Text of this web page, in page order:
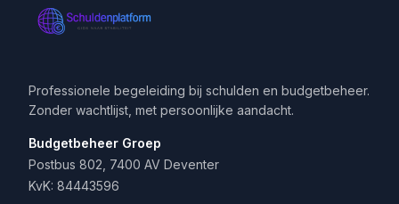
Professionele begeleiding bij schulden en budgetbeheer.
Zonder wachtlijst, met persoonlijke aandacht.
Budgetbeheer Groep
Postbus 802, 7400 AV Deventer
KvK: 84443596